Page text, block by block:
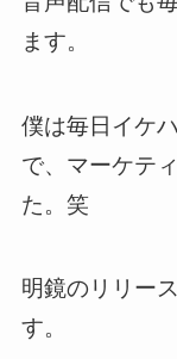
ます。
僕は毎日イケ
で、マーケテ
た。笑
明鏡のリリー
す。